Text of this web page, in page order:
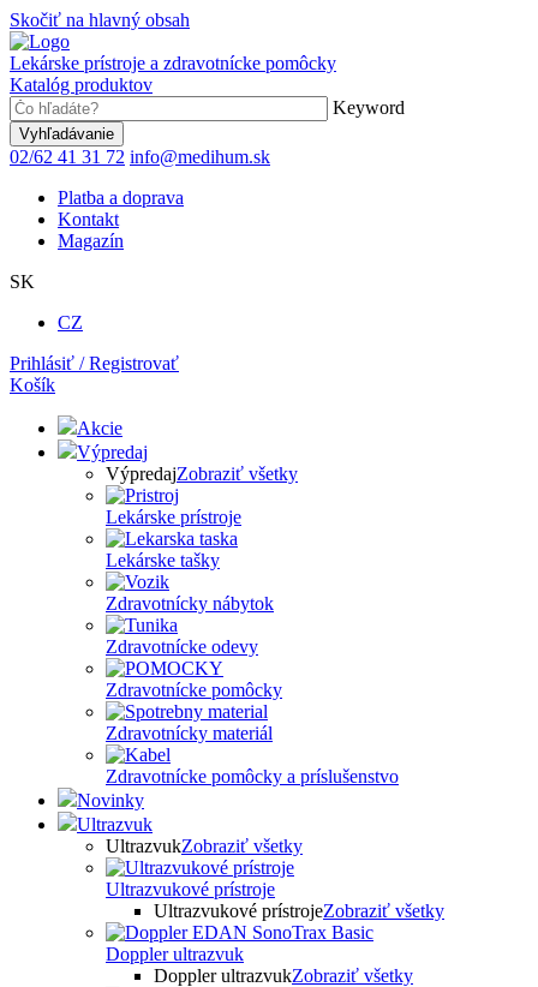
Skočiť na hlavný obsah
Lekárske prístroje a zdravotnícke pomôcky
Katalóg produktov
Keyword
02/62 41 31 72 info@medihum.sk
Platba a doprava
Kontakt
Magazín
SK
CZ
Prihlásiť / Registrovať
Košík
Akcie
Výpredaj
VýpredajZobraziť všetky
Lekárske prístroje
Lekárske tašky
Zdravotnícky nábytok
Zdravotnícke odevy
Zdravotnícke pomôcky
Zdravotnícky materiál
Zdravotnícke pomôcky a príslušenstvo
Novinky
Ultrazvuk
UltrazvukZobraziť všetky
Ultrazvukové prístroje
Ultrazvukové prístrojeZobraziť všetky
Doppler ultrazvuk
Doppler ultrazvukZobraziť všetky